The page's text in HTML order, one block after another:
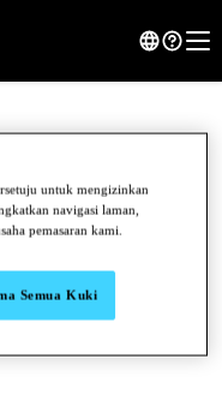
untuk mengizinkan
navigasi laman,
pemasaran kami.
Semua Kuki